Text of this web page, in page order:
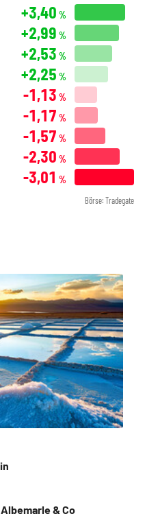
+3,40 %
+2,99 %
+2,53 %
+2,25 %
-1,13 %
-1,17 %
-1,57 %
-2,30 %
-3,01 %
Börse: Tradegate
& Co